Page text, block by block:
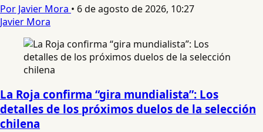
Por Javier Mora • 6 de agosto de 2026, 10:27
Javier Mora
La Roja confirma “gira mundialista”: Los
detalles de los próximos duelos de la selección
chilena